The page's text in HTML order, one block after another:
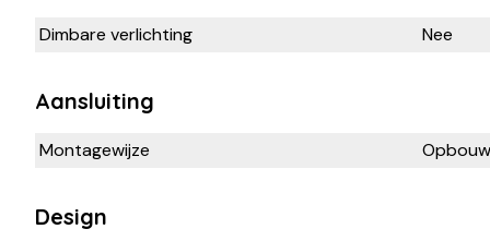
Dimbare verlichting Nee
Aansluiting
Montagewijze Opbouw
Design